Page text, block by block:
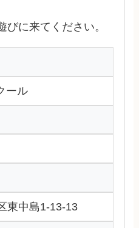
びに来てください。
ール
東中島1-13-13